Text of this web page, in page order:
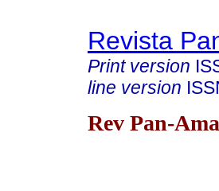
Revista
Print version
line version
Rev Pan-